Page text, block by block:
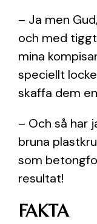
– Ja men
och med
mina
speciellt
skaffa dem
– Och så har
bruna
som
resultat!
FAKTA